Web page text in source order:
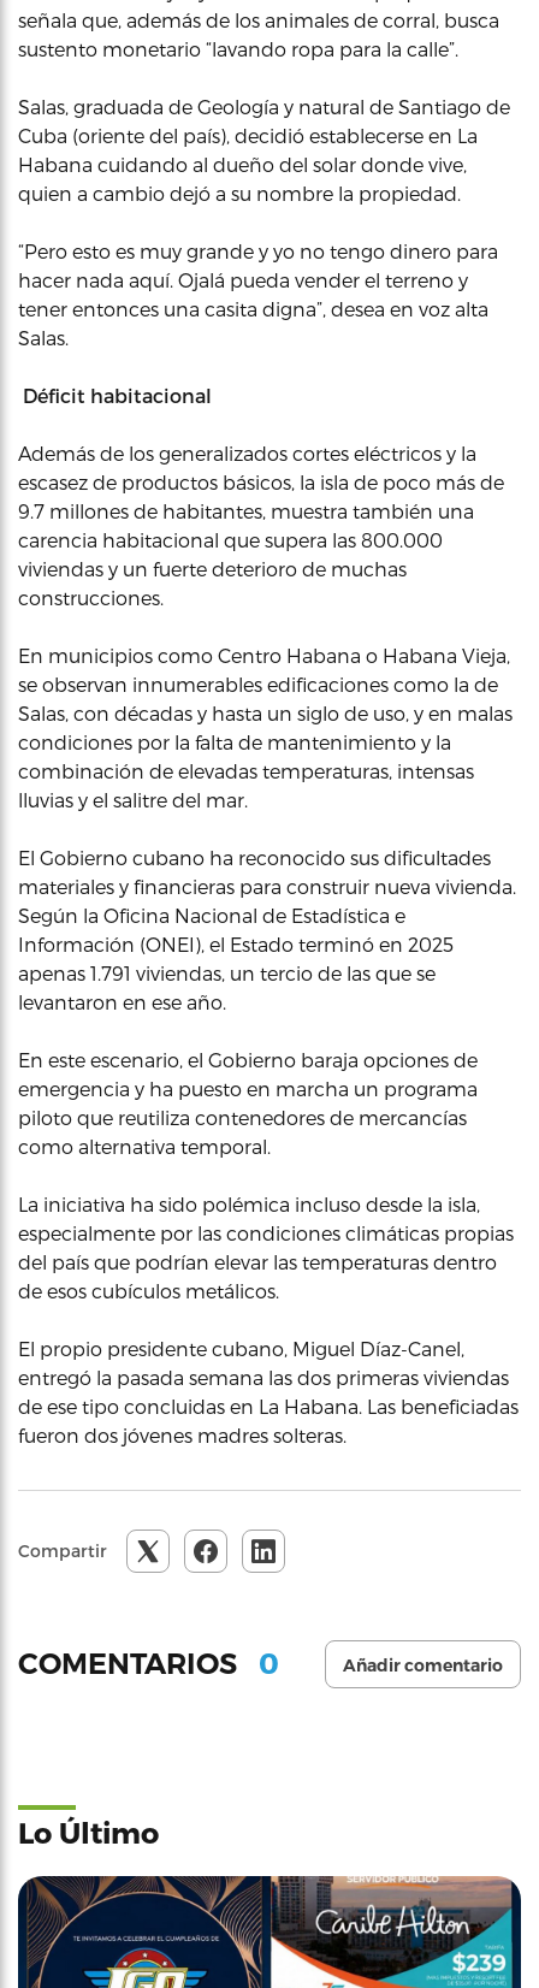
señala que, además de los animales de corral, busca
sustento monetario “lavando ropa para la calle”.
Salas, graduada de Geología y natural de Santiago de
Cuba (oriente del país), decidió establecerse en La
Habana cuidando al dueño del solar donde vive,
quien a cambio dejó a su nombre la propiedad.
“Pero esto es muy grande y yo no tengo dinero para
hacer nada aquí. Ojalá pueda vender el terreno y
tener entonces una casita digna”, desea en voz alta
Salas.
Déficit habitacional
Además de los generalizados cortes eléctricos y la
escasez de productos básicos, la isla de poco más de
9.7 millones de habitantes, muestra también una
carencia habitacional que supera las 800.000
viviendas y un fuerte deterioro de muchas
construcciones.
En municipios como Centro Habana o Habana Vieja,
se observan innumerables edificaciones como la de
Salas, con décadas y hasta un siglo de uso, y en malas
condiciones por la falta de mantenimiento y la
combinación de elevadas temperaturas, intensas
lluvias y el salitre del mar.
El Gobierno cubano ha reconocido sus dificultades
materiales y financieras para construir nueva vivienda.
Según la Oficina Nacional de Estadística e
Información (ONEI), el Estado terminó en 2025
apenas 1.791 viviendas, un tercio de las que se
levantaron en ese año.
En este escenario, el Gobierno baraja opciones de
emergencia y ha puesto en marcha un programa
piloto que reutiliza contenedores de mercancías
como alternativa temporal.
La iniciativa ha sido polémica incluso desde la isla,
especialmente por las condiciones climáticas propias
del país que podrían elevar las temperaturas dentro
de esos cubículos metálicos.
El propio presidente cubano, Miguel Díaz-Canel,
entregó la pasada semana las dos primeras viviendas
de ese tipo concluidas en La Habana. Las beneficiadas
fueron dos jóvenes madres solteras.
Compartir
COMENTARIOS 0 Añadir comentario
Lo Último